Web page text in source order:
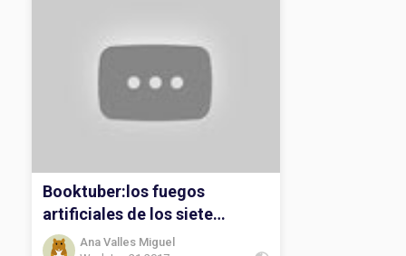
Booktuber:los fuegos
artificiales de los siete
secretosAna Valles Miguel